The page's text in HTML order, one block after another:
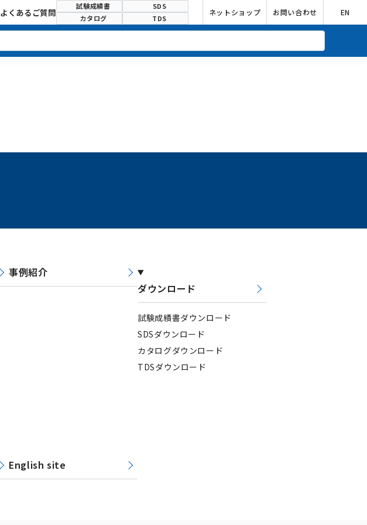
よくあるご質問
試験成績書
SDS
カタログ
TDS
ネットショップ お問い合わせ EN
事例紹介
ダウンロード
試験成績書ダウンロード
SDSダウンロード
カタログダウンロード
TDSダウンロード
English site